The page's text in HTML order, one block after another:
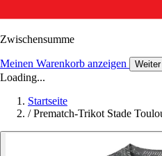
Zwischensumme
Meinen Warenkorb anzeigen
Loading...
Startseite
/ Prematch-Trikot Stade